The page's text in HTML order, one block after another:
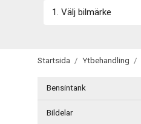
1. Välj bilmärke
Startsida / Ytbehandling /
Bensintank
Bildelar